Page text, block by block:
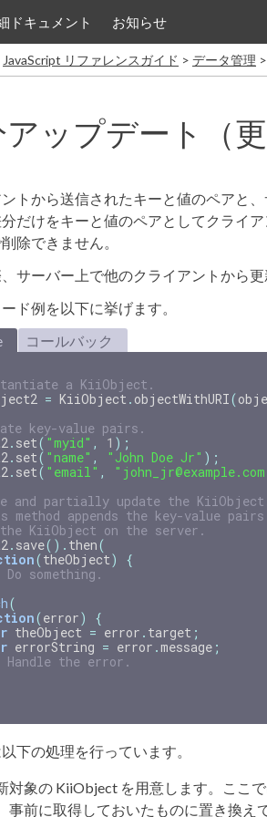
ドキュメント お知らせ
JavaScript リファレンスガイド データ管理
ップデート（
トから送信されたキーと値のペアと
だけをキーと値のペアとしてクライ
除できません。
サーバー上で他のクライアントから
ド例を以下に挙げます。
コールバック
a KiiObject.
= KiiObject . objectWithURI(
key-value pairs.
. set( "myid" , 1 );
. set( "name" , "John Doe Jr" );
. set( "email" ,
and partially update the
method appends the key-value
KiiObject on the server.
. save(). then(
(theObject)
{
something.
(
(error)
{
theObject = error . target ;
errorString = error .message ;
the error.
下の処理を行っています。
対象の KiiObject を用意します。ここ
事前に取得しておいたものに置き換え